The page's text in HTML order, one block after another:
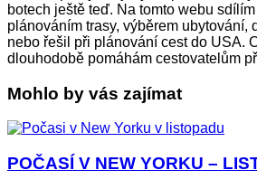
botech ještě teď. Na tomto webu
plánováním trasy, výběrem
nebo řešil při plánování cest do USA.
dlouhodobě pomáhám cestovatelům
Mohlo by vás zajímat
POČASÍ V NEW YORKU –